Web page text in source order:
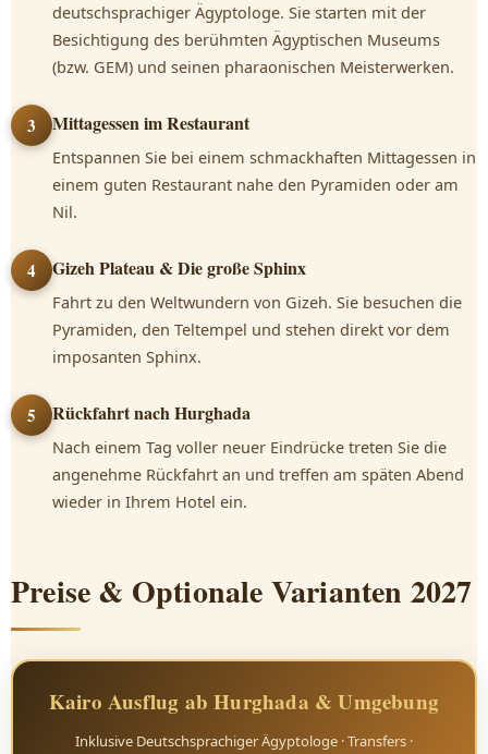
deutschsprachiger Ägyptologe. Sie starten mit der
Besichtigung des berühmten Ägyptischen Museums
(bzw. GEM) und seinen pharaonischen Meisterwerken.
3 Mittagessen im Restaurant
Entspannen Sie bei einem schmackhaften Mittagessen in
einem guten Restaurant nahe den Pyramiden oder am
Nil.
4 Gizeh Plateau & Die große Sphinx
Fahrt zu den Weltwundern von Gizeh. Sie besuchen die
Pyramiden, den Teltempel und stehen direkt vor dem
imposanten Sphinx.
5 Rückfahrt nach Hurghada
Nach einem Tag voller neuer Eindrücke treten Sie die
angenehme Rückfahrt an und treffen am späten Abend
wieder in Ihrem Hotel ein.
Preise & Optionale Varianten 2027
Kairo Ausflug ab Hurghada & Umgebung
Inklusive Deutschsprachiger Ägyptologe · Transfers ·